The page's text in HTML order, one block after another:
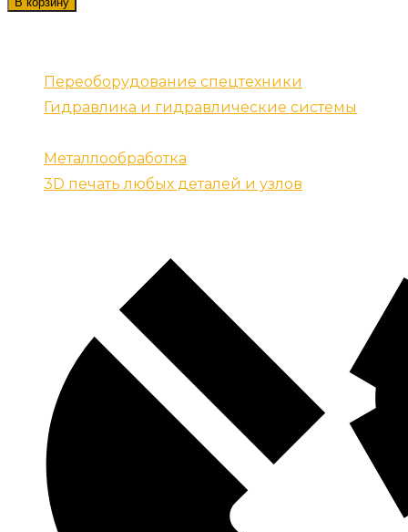
Переоборудование спецтехники
Гидравлика и гидравлические системы
Металлообработка
3D печать любых деталей и узлов